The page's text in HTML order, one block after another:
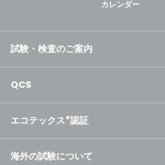
カレンダー
試験・検査のご案内
QCS
エコテックス®認証
海外の試験について